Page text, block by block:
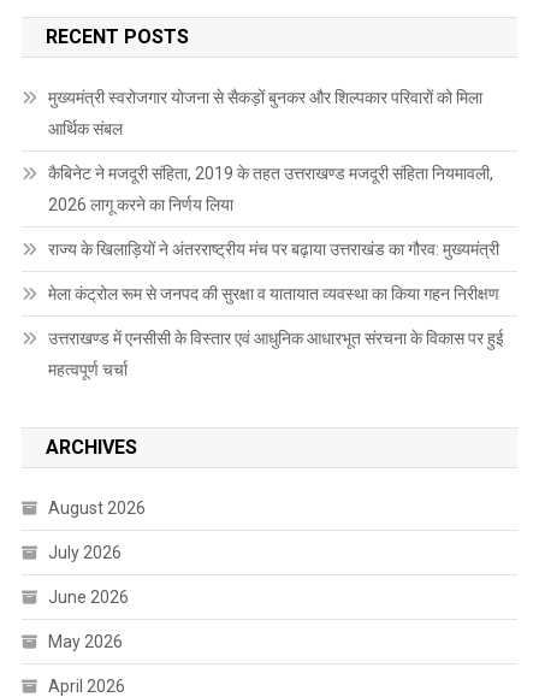
RECENT POSTS
मुख्यमंत्री स्वरोजगार योजना से सैकड़ों बुनकर और शिल्पकार परिवारों को मिला
आर्थिक संबल
कैबिनेट ने मजदूरी संहिता, 2019 के तहत उत्तराखण्ड मजदूरी संहिता नियमावली,
2026 लागू करने का निर्णय लिया
राज्य के खिलाड़ियों ने अंतरराष्ट्रीय मंच पर बढ़ाया उत्तराखंड का गौरव: मुख्यमंत्री
मेला कंट्रोल रूम से जनपद की सुरक्षा व यातायात व्यवस्था का किया गहन निरीक्षण
उत्तराखण्ड में एनसीसी के विस्तार एवं आधुनिक आधारभूत संरचना के विकास पर हुई
महत्वपूर्ण चर्चा
ARCHIVES
August 2026
July 2026
June 2026
May 2026
April 2026